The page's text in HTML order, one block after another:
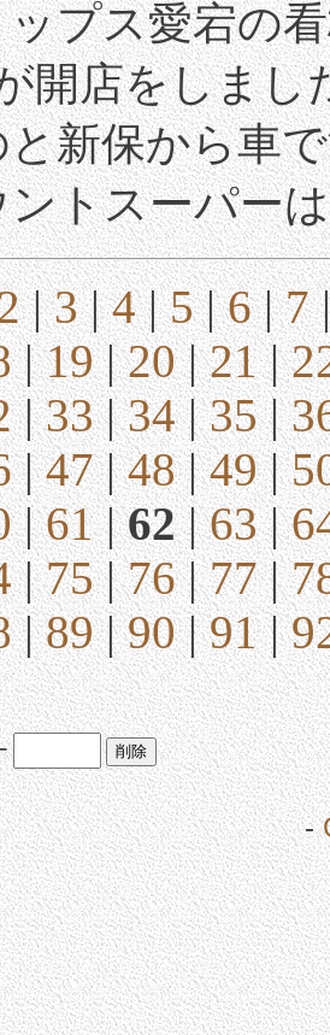
プス愛宕の
開店をしま
新保から車
トスーパー
|3|4|5|6|7
|19|20|21|
|33|34|35|
|47|48|49|
|61|62|63|
|75|76|77|
|89|90|91|
-